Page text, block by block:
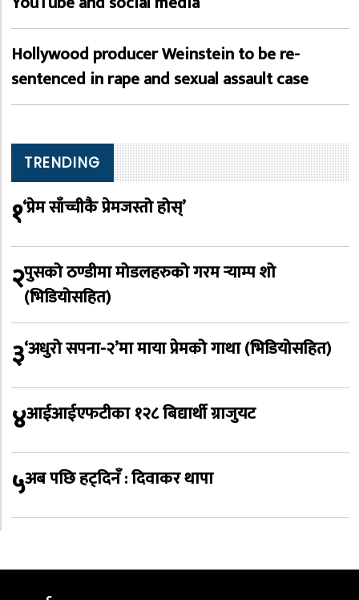
Hollywood producer Weinstein to be re-
sentenced in rape and sexual assault case
TRENDING
१‘प्रेम साँच्चीकै प्रेमजस्तो होस्’
२पुसको ठण्डीमा मोडलहरुको गरम र्‍याम्प शो
(भिडियोसहित)
३‘अधुरो सपना-२’मा माया प्रेमको गाथा (भिडियोसहित)
४आईआईएफटीका १२८ बिद्यार्थी ग्राजुयट
५अब पछि हट्दिनँ : दिवाकर थापा